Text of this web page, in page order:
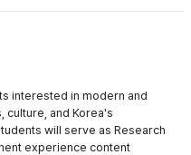
interested in modern and
culture, and Korea's
will serve as Research
experience content